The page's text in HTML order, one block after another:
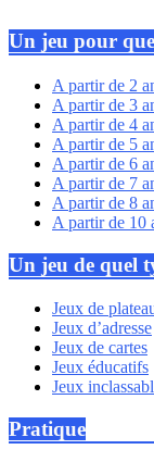
Un jeu pour
A partir de 2
A partir de 3
A partir de 4
A partir de 5
A partir de 6
A partir de 7
A partir de 8
A partir de 10
Un jeu de quel
Jeux de
Jeux d’adresse
Jeux de cartes
Jeux éducatifs
Jeux
Pratique